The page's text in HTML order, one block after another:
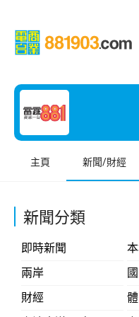
主頁 新聞/財經
新聞分類
即時新聞
兩岸
財經